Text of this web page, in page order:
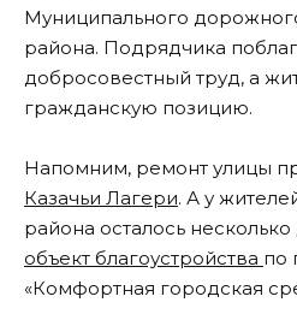
Муниципального
района. Подрядчика
добросовестный труд, а
гражданскую позицию.
Напомним, ремонт улицы
Казачьи Лагери. А у
района осталось
объект благоустройства по
«Комфортная городская